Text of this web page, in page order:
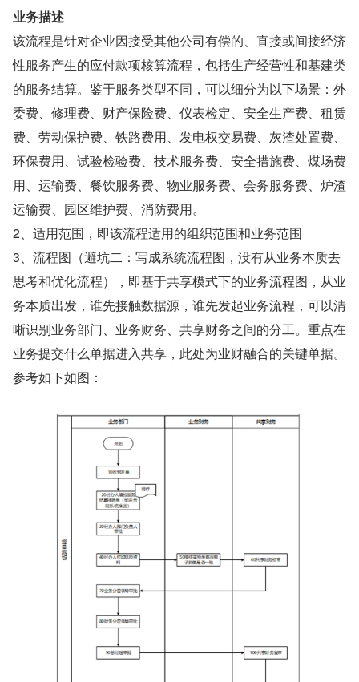
业务描述
该流程是针对企业因接受其他公司有偿的、直接或间接经济
性服务产生的应付款项核算流程，包括生产经营性和基建类
的服务结算。鉴于服务类型不同，可以细分为以下场景：外
委费、修理费、财产保险费、仪表检定、安全生产费、租赁
费、劳动保护费、铁路费用、发电权交易费、灰渣处置费、
环保费用、试验检验费、技术服务费、安全措施费、煤场费
用、运输费、餐饮服务费、物业服务费、会务服务费、炉渣
运输费、园区维护费、消防费用。
2、适用范围，即该流程适用的组织范围和业务范围
3、流程图（避坑二：写成系统流程图，没有从业务本质去
思考和优化流程），即基于共享模式下的业务流程图，从业
务本质出发，谁先接触数据源，谁先发起业务流程，可以清
晰识别业务部门、业务财务、共享财务之间的分工。重点在
业务提交什么单据进入共享，此处为业财融合的关键单据。
参考如下如图：